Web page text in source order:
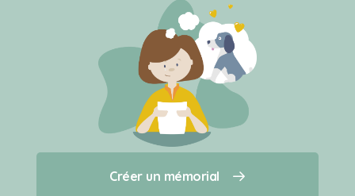
Créer un mémorial
Qui sommes-nous ?
Créer un mémorial